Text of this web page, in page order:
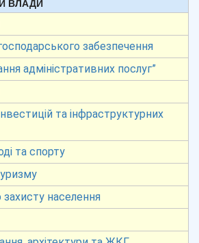
ВЛАДИ
забезпечення
адміністративних послуг”
та інфраструктурних
та спорту
захисту населення